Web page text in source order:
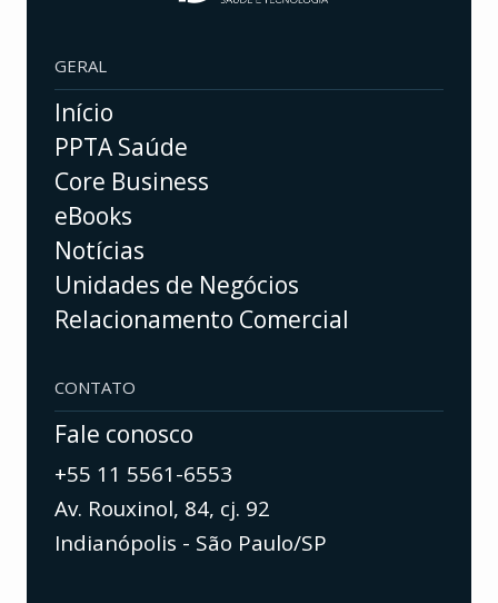
GERAL
Início
PPTA Saúde
Core Business
eBooks
Notícias
Unidades de Negócios
Relacionamento Comercial
CONTATO
Fale conosco
+55 11 5561-6553
Av. Rouxinol, 84, cj. 92
Indianópolis - São Paulo/SP